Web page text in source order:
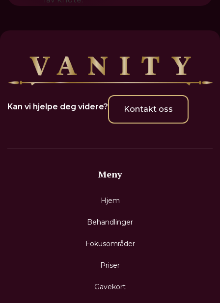
Kan vi hjelpe deg videre? Kontakt oss
Meny
Hjem
Behandlinger
Fokusområder
Priser
Gavekort